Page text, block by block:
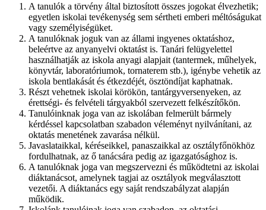
A tanulók a törvény által biztosított összes jogokat élvezhetik;
egyetlen iskolai tevékenység sem sértheti emberi méltóságukat
vagy személyiségüket.
A tanulóknak joguk van az állami ingyenes oktatáshoz,
beleértve az anyanyelvi oktatást is. Tanári felügyelettel
használhatják az iskola anyagi alapjait (tantermek, műhelyek,
könyvtár, laboratóriumok, tornaterem stb.), igénybe vehetik az
iskola bentlakását és étkezdéjét, ösztöndíjat kaphatnak.
Részt vehetnek iskolai körökön, tantárgyversenyeken, az
érettségi- és felvételi tárgyakból szervezett felkészítőkön.
Tanulóinknak joga van az iskolában felmerült bármely
kérdéssel kapcsolatban szabadon véleményt nyilvánítani, az
oktatás menetének zavarása nélkül.
Javaslataikkal, kéréseikkel, panaszaikkal az osztályfőnökhöz
fordulhatnak, az ő tanácsára pedig az igazgatósághoz is.
A tanulóknak joga van megszervezni és működtetni az iskolai
diáktanácsot, amelynek tagjai az osztályok megválasztott
vezetői. A diáktanács egy saját rendszabályzat alapján
működik.